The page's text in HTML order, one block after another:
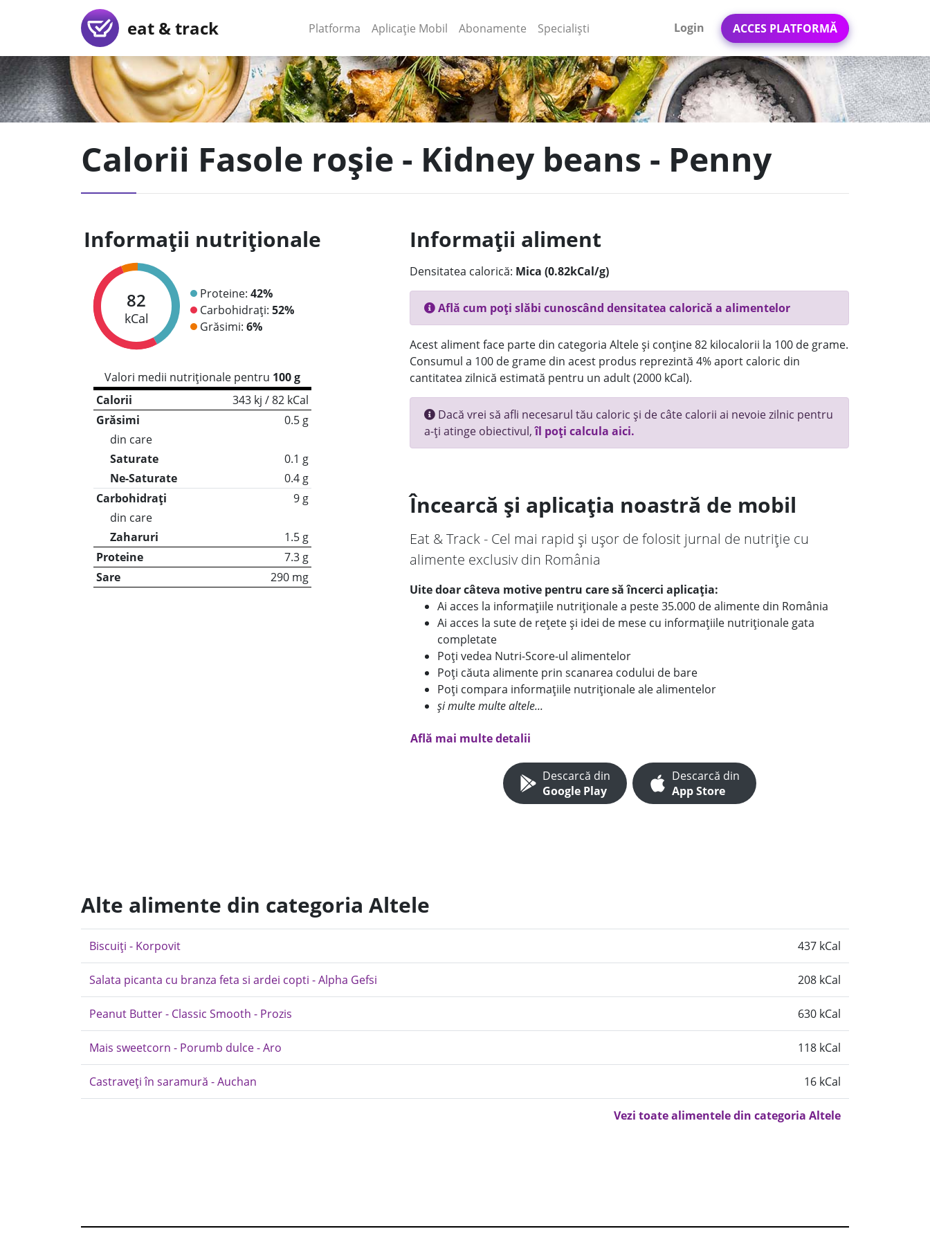
eat & track Platforma (current)
Aplicație Mobil (current)
Abonamente Specialiști Login ACCES PLATFORMĂ
Calorii Fasole roșie - Kidney beans - Penny
Informații nutriționale
82
kCal
Proteine: 42%
Carbohidrați: 52%
Grăsimi: 6%
Valori medii nutriționale pentru 100 g
Calorii
343 kj / 82 kCal
Grăsimi
0.5 g
din care
Saturate
0.1 g
Ne-Saturate
0.4 g
Carbohidrați
9 g
din care
Zaharuri
1.5 g
Proteine
7.3 g
Sare
290 mg
Informații aliment
Densitatea calorică: Mica (0.82kCal/g)
Află cum poți slăbi cunoscând densitatea calorică a alimentelor
Acest aliment face parte din categoria Altele și conține 82 kilocalorii la 100 de grame.
Consumul a 100 de grame din acest produs reprezintă 4% aport caloric din
cantitatea zilnică estimată pentru un adult (2000 kCal).
Dacă vrei să afli necesarul tău caloric și de câte calorii ai nevoie zilnic pentru
a-ți atinge obiectivul,îl poți calcula aici.
Încearcă și aplicația noastră de mobil
Eat & Track - Cel mai rapid și ușor de folosit jurnal de nutriție cu
alimente exclusiv din România
Uite doar câteva motive pentru care să încerci aplicația:
Ai acces la informațiile nutriționale a peste 35.000 de alimente din România
Ai acces la sute de rețete și idei de mese cu informațiile nutriționale gata
completate
Poți vedea Nutri-Score-ul alimentelor
Poți căuta alimente prin scanarea codului de bare
Poți compara informațiile nutriționale ale alimentelor
și multe multe altele...
Află mai multe detalii
Descarcă din
Google Play
Descarcă din
App Store
Alte alimente din categoria Altele
Biscuiți - Korpovit 437 kCal
Salata picanta cu branza feta si ardei copti - Alpha Gefsi 208 kCal
Peanut Butter - Classic Smooth - Prozis 630 kCal
Mais sweetcorn - Porumb dulce - Aro 118 kCal
Castraveți în saramură - Auchan 16 kCal
Vezi toate alimentele din categoria Altele